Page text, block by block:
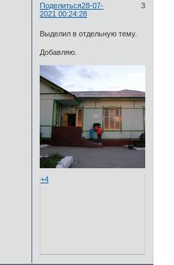
Поделиться 3
28-07-
2021 00:24:28
Выделил в отдельную тему.
Добавляю.
+4